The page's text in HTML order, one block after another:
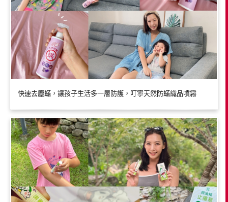
快速去塵蟎，讓孩子生活多一層防護，叮寧天然防蟎織品噴霧